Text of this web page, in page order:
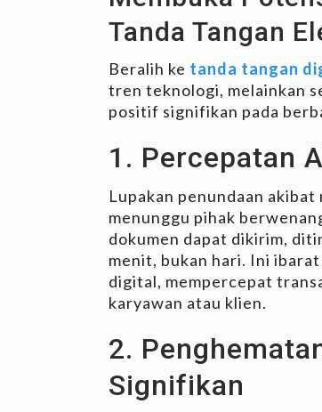
Tanda Tangan
Beralih ke tanda tangan
tren teknologi, melainkan
positif signifikan pada
1. Percepatan
Lupakan penundaan
menunggu pihak
dokumen dapat dikirim,
menit, bukan hari. Ini
digital, mempercepat
karyawan atau klien.
2.
Signifikan